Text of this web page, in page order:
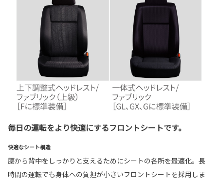
毎日の運転をより快適にするフロントシートです。
快適なシート構造
腰から背中をしっかりと支えるためにシートの各所を最適化。長
時間の運転でも身体への負担が小さいフロントシートを採用しま